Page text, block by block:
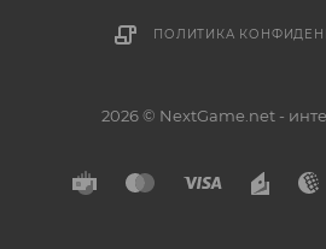
ПОЛИТИКА
2026 © NextGame.net -